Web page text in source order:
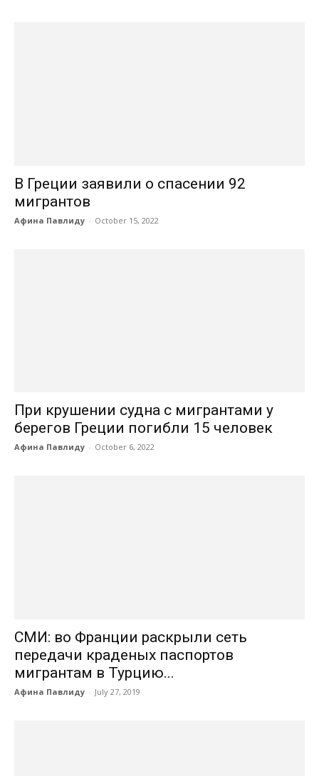
В Греции заявили о спасении 92
мигрантов
Афина Павлиду - October 15, 2022
При крушении судна с мигрантами у
берегов Греции погибли 15 человек
Афина Павлиду - October 6, 2022
СМИ: во Франции раскрыли сеть
передачи краденых паспортов
мигрантам в Турцию...
Афина Павлиду - July 27, 2019